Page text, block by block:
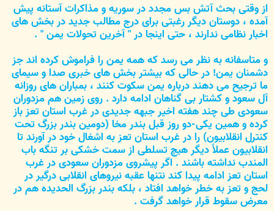
از وقتی بحث آتش بس مجدد در سوریه و مذاکرات آستانه پیش
آمده ، دوستان دیگر رغبتی برای درج مطالب جدید در بخش های
اخبار نظامی ندارند ، حتی اینجا در " آخرین تحولات یمن " .
و متاسفانه به نظر می رسد که همه یمن را فراموش کرده اند جز
دشمنان یمن! در حالی که بیشتر بخش های خبری صدا و سیمای
ما ترجیح می دهند درباره یمن سکوت کنند ، بمباران های روزانه
آل سعود و کشتار بی گناهان ادامه دارد . روی زمین هم مزدوران
سعودی طی چند هفته اخیر جبهه جدیدی در غرب استان تعز باز
کرده و همین یکی-دو روز قبل بندر مخا (دومین بندر بزرگ تحت
کنترل انقلابیون) را در غرب استان تعز به اشغال خود در آورند تا
انقلابیون عملاً دیگر هیچ تسلطی از سمت خشکی بر تنگه باب
المندب نداشته باشند . اگر پیشروی مزدوران سعودی در غرب
استان تعز ادامه پیدا کند نتنها عقبه نیروهای انقلابی درگیر در
لحج و تعز به خطر خواهد افتاد ، بلکه بندر بزرگ الحدیده هم در
معرض سقوط قرار خواهد گرفت .